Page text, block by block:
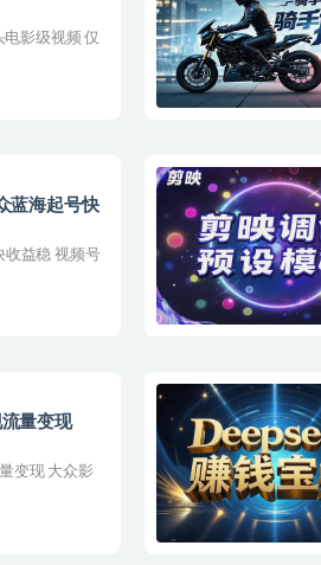
影级视频 仅
蓝海起号快
收益稳 视频号
量变现
变现 大众影